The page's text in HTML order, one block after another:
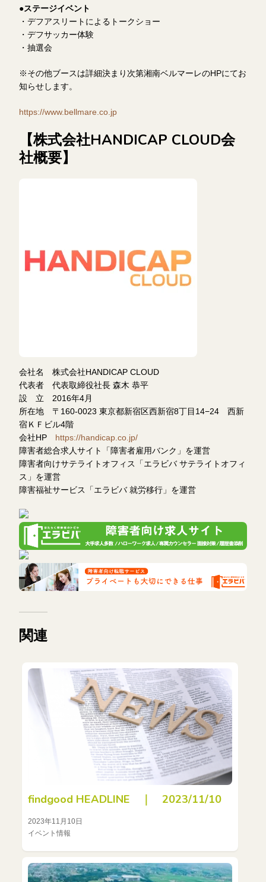
●ステージイベント
・デフアスリートによるトークショー
・デフサッカー体験
・抽選会
※その他ブースは詳細決まり次第湘南ベルマーレのHPにてお
知らせします。
https://www.bellmare.co.jp
【株式会社HANDICAP CLOUD会
社概要】
会社名 株式会社HANDICAP CLOUD
代表者 代表取締役社長 森木 恭平
設 立 2016年4月
所在地 〒160-0023 東京都新宿区西新宿8丁目14−24 西新
宿ＫＦビル4階
会社HP https://handicap.co.jp/
障害者総合求人サイト「障害者雇用バンク」を運営
障害者向けサテライトオフィス「エラビバ サテライトオフィ
ス」を運営
障害福祉サービス「エラビバ 就労移行」を運営
関連
findgood HEADLINE ｜ 2023/11/10
2023年11月10日
イベント情報